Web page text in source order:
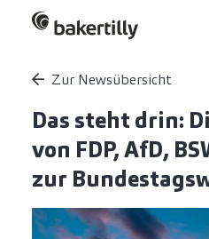
Zur Newsübersicht
Das steht drin:
von FDP, AfD,
zur